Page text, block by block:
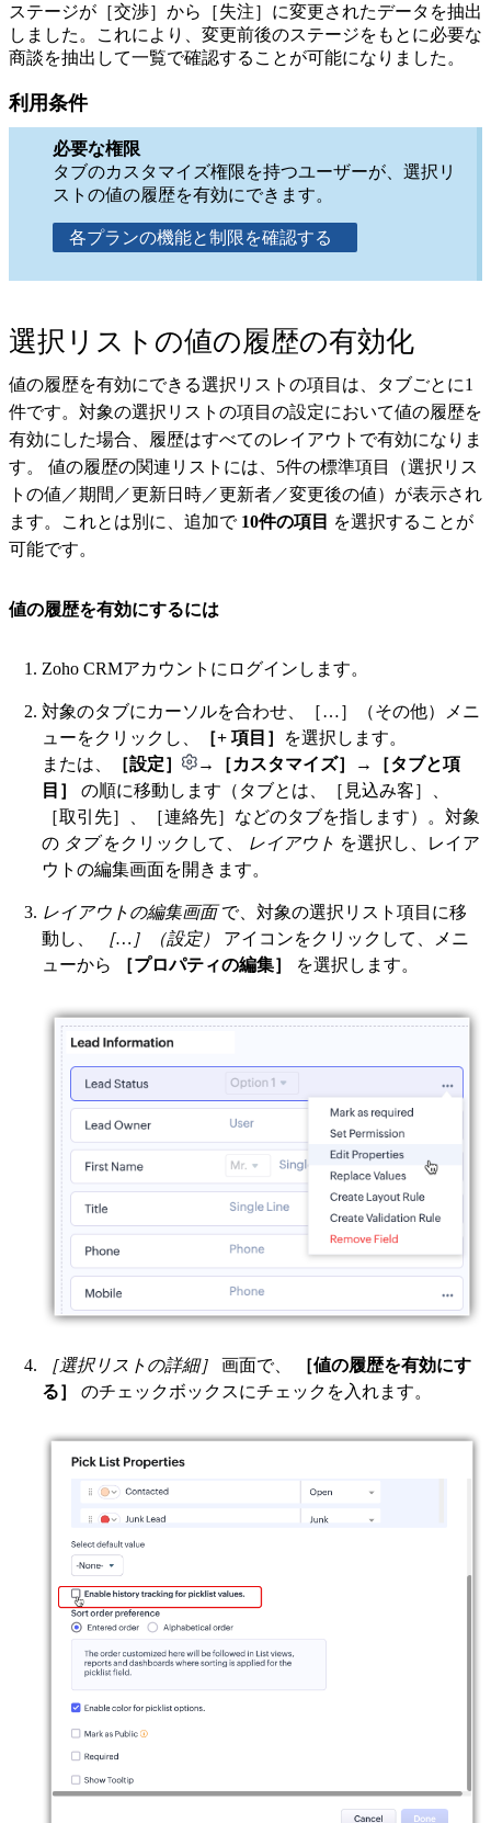
ステージが［交渉］から［失注］に変更されたデータを抽出
しました。これにより、変更前後のステージをもとに必要な
商談を抽出して一覧で確認することが可能になりました。
利用条件
必要な権限
タブのカスタマイズ権限を持つユーザーが、選択リ
ストの値の履歴を有効にできます。
各プランの機能と制限を確認する
選択リストの値の履歴の有効化
値の履歴を有効にできる選択リストの項目は、タブごとに1
件です。対象の選択リストの項目の設定において値の履歴を
有効にした場合、履歴はすべてのレイアウトで有効になりま
す。 値の履歴の関連リストには、5件の標準項目（選択リス
トの値／期間／更新日時／更新者／変更後の値）が表示され
ます。これとは別に、追加で 10件の項目 を選択することが
可能です。
値の履歴を有効にするには
Zoho CRMアカウントにログインします。
対象のタブにカーソルを合わせ、［…］（その他）メニ
ューをクリックし、
［+ 項目］
を選択します。
または、
［設定］
→［カスタマイズ］→［タブと項
目］ の順に移動します（タブとは、［見込み客］、
［取引先］、［連絡先］などのタブを指します）。対象
の タブをクリックして、 レイアウト を選択し、レイア
ウトの編集画面を開きます。
レイアウトの編集画面で、対象の選択リスト項目に移
動し、
［…］（設定） アイコンをクリックして、メニ
ューから
［プロパティの編集］ を選択します。
［選択リストの詳細］ 画面で、
［値の履歴を有効にす
る］ のチェックボックスにチェックを入れます。